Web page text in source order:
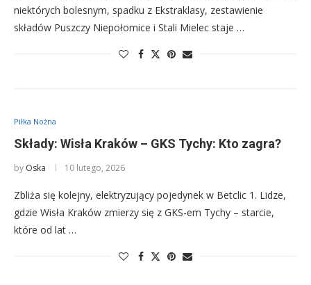
niektórych bolesnym, spadku z Ekstraklasy, zestawienie
składów Puszczy Niepołomice i Stali Mielec staje …
Piłka Nożna
Składy: Wisła Kraków – GKS Tychy: Kto zagra?
by Oska 10 lutego, 2026
Zbliża się kolejny, elektryzujący pojedynek w Betclic 1. Lidze,
gdzie Wisła Kraków zmierzy się z GKS-em Tychy – starcie,
które od lat …